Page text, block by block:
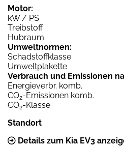
Motor:
kW / PS
Treibstoff
Hubraum
Umweltnormen:
Schadstoffklasse
Umweltplakette
Verbrauch und Emissionen
Energieverbr. komb.
CO2-Emissionen komb.
CO2-Klasse
Standort
Details zum Kia EV3